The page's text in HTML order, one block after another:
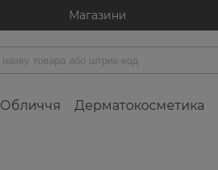
Магазини
Обличчя Дерматокосметика